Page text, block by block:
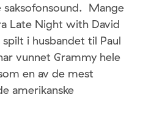
saksofonsound. Mange
Late Night with David
i husbandet til Paul
vunnet Grammy hele
en av de mest
amerikanske